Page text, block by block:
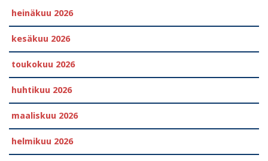
heinäkuu 2026
kesäkuu 2026
toukokuu 2026
huhtikuu 2026
maaliskuu 2026
helmikuu 2026